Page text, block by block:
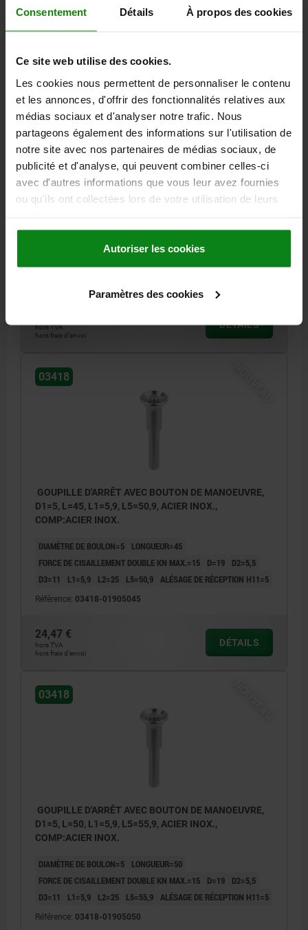
Consentement Détails À propos des cookies
Ce site web utilise des cookies.
Les cookies nous permettent de personnaliser le contenu
et les annonces, d'offrir des fonctionnalités relatives aux
médias sociaux et d'analyser notre trafic. Nous
partageons également des informations sur l'utilisation de
notre site avec nos partenaires de médias sociaux, de
publicité et d'analyse, qui peuvent combiner celles-ci
avec d'autres informations que vous leur avez fournies
ou qu'ils ont collectées lors de votre utilisation de leurs
Autoriser les cookies
Paramètres des cookies
hors TVA
hors frais d’envoi
DÉTAILS
03418
GOUPILLE D'ARRÊT AVEC BOUTON DE MANOEUVRE,
D1=5, L=40, L1=5,9, L5=45,9, ACIER INOX.,
COMP:ACIER INOX.
DIAMÈTRE DE BOULON=5 LONGUEUR=40
FORCE DE CISAILLEMENT DOUBLE KN MAX.=15
hors TVA
hors frais d’envoi
DÉTAILS
03418
GOUPILLE D'ARRÊT AVEC BOUTON DE MANOEUVRE,
D1=5, L=45, L1=5,9, L5=50,9, ACIER INOX.,
COMP:ACIER INOX.
DIAMÈTRE DE BOULON=5
LONGUEUR=45
FORCE DE CISAILLEMENT DOUBLE KN MAX.=15
D=19
D2=5,5
D3=11
L1=5,9 L2=25 L5=50,9 ALÉSAGE DE RÉCEPTION H11=5
Référence: 03418-01905045
24,47 €
hors TVA
hors frais d’envoi
DÉTAILS
03418
GOUPILLE D'ARRÊT AVEC BOUTON DE MANOEUVRE,
D1=5, L=50, L1=5,9, L5=55,9, ACIER INOX.,
COMP:ACIER INOX.
DIAMÈTRE DE BOULON=5
LONGUEUR=50
FORCE DE CISAILLEMENT DOUBLE KN MAX.=15
D=19
D2=5,5
D3=11
L1=5,9 L2=25 L5=55,9 ALÉSAGE DE RÉCEPTION H11=5
Référence: 03418-01905050